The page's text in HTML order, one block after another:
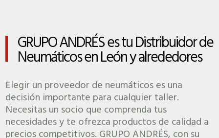
GRUPO ANDRÉS es tu Distribuidor de
Neumáticos en León y alrededores
Elegir un proveedor de neumáticos es una
decisión importante para cualquier taller.
Necesitas un socio que comprenda tus
necesidades y te ofrezca productos de calidad a
precios competitivos. GRUPO ANDRÉS, con su